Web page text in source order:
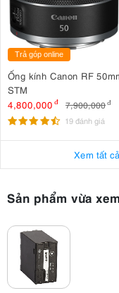
Trả góp online
Ống kính Canon RF
STM
4,800,000 đ 7,900,000đ
19 đánh giá
Xem tất
Sản phẩm vừa xem